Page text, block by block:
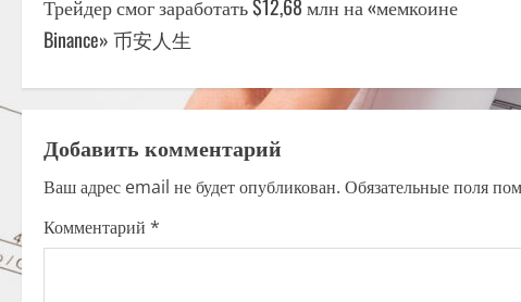
o
n
a
v
Трейдер смог заработать $12,68 млн на «мемкоине
Binance» 币安人生
Добавить комментарий
Ваш адрес email не будет опубликован. Обязательные поля
Комментарий *